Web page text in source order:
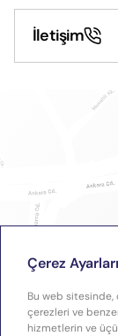
İletişim
Çerez Ayarları
Bu web
çerezleri ve
hizmetlerin ve